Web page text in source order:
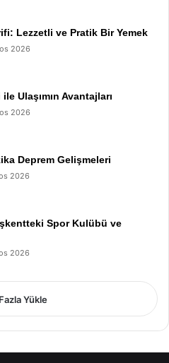
Lezzetli ve Pratik Bir Yemek
2026
Ulaşımın Avantajları
2026
Deprem Gelişmeleri
2026
Spor Kulübü ve
2026
Yükle